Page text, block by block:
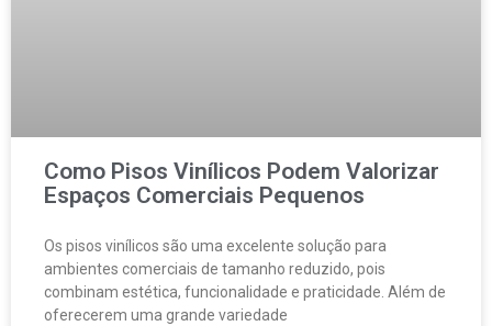
Como Pisos Vinílicos Podem Valorizar
Espaços Comerciais Pequenos
Os pisos vinílicos são uma excelente solução para
ambientes comerciais de tamanho reduzido, pois
combinam estética, funcionalidade e praticidade. Além de
oferecerem uma grande variedade